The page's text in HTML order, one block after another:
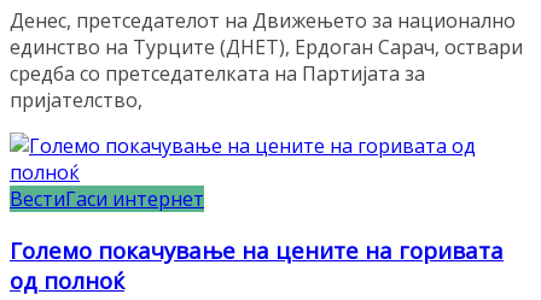
Денес, претседателот на Движењето за национално
единство на Турците (ДНЕТ), Ердоган Сарач, оствари
средба со претседателката на Партијата за
пријателство,
ВестиГаси интернет
Големо покачување на цените на горивата
од полноќ